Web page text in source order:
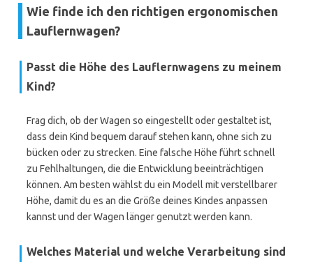
Wie finde ich den richtigen ergonomischen
Lauflernwagen?
Passt die Höhe des Lauflernwagens zu meinem
Kind?
Frag dich, ob der Wagen so eingestellt oder gestaltet ist,
dass dein Kind bequem darauf stehen kann, ohne sich zu
bücken oder zu strecken. Eine falsche Höhe führt schnell
zu Fehlhaltungen, die die Entwicklung beeinträchtigen
können. Am besten wählst du ein Modell mit verstellbarer
Höhe, damit du es an die Größe deines Kindes anpassen
kannst und der Wagen länger genutzt werden kann.
Welches Material und welche Verarbeitung sind